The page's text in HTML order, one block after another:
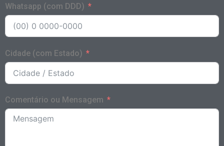
Whatsapp (com DDD)
Cidade (com Estado)
Comentário ou Mensagem